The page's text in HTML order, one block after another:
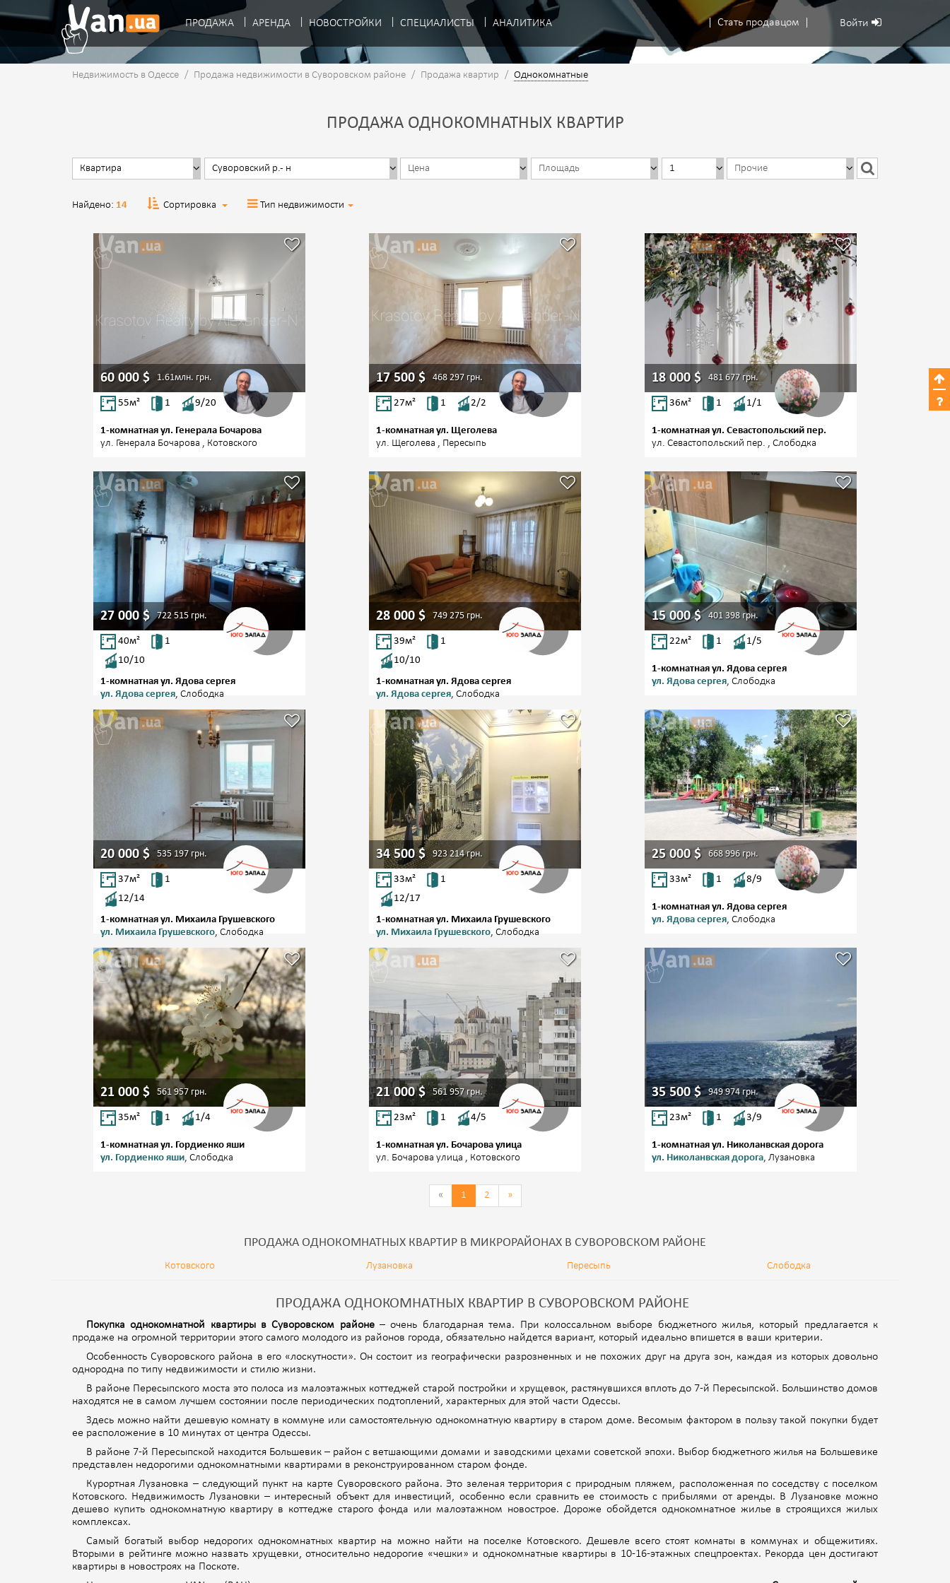
Стать продавцом Войти
ПРОДАЖА АРЕНДА НОВОСТРОЙКИ СПЕЦИАЛИСТЫ АНАЛИТИКА
Недвижимость в Одессе / Продажа недвижимости в Суворовском районе / Продажа квартир / Однокомнатные
ПРОДАЖА ОДНОКОМНАТНЫХ КВАРТИР
Найдено: 14 Сортировка Тип недвижимости
60 000$ 1.61млн. грн.
55м² 1 9/20
1-комнатная ул. Генерала Бочарова
ул. Генерала Бочарова , Котовского
17 500$ 468 297 грн.
27м² 1 2/2
1-комнатная ул. Щеголева
ул. Щеголева , Пересыпь
18 000$ 481 677грн.
36м² 1 1/1
1-комнатная ул. Севастопольский пер.
ул. Севастопольский пер. , Слободка
27 000 $ 722 515 грн.
40м²
1
10/10
1-комнатная ул. Ядова сергея
ул. Ядова сергея, Слободка
28 000$ 749 275грн.
39м²
1
10/10
1-комнатная ул. Ядова сергея
ул. Ядова сергея, Слободка
15 000$ 401 398 грн.
22м² 1 1/5
1-комнатная ул. Ядова сергея
ул. Ядова сергея, Слободка
20 000$ 535 197 грн.
37м²
1
12/14
1-комнатная ул. Михаила Грушевского
ул. Михаила Грушевского, Слободка
34 500$ 923 214грн.
33м²
1
12/17
1-комнатная ул. Михаила Грушевского
ул. Михаила Грушевского, Слободка
25 000$ 668 996грн.
33м² 1 8/9
1-комнатная ул. Ядова сергея
ул. Ядова сергея, Слободка
21 000 $ 561 957 грн.
35м² 1 1/4
1-комнатная ул. Гордиенко яши
ул. Гордиенко яши, Слободка
21 000$ 561 957грн.
23м² 1 4/5
1-комнатная ул. Бочарова улица
ул. Бочарова улица , Котовского
35 500$ 949 974грн.
23м² 1 3/9
1-комнатная ул. Николанвская дорога
ул. Николанвская дорога, Лузановка
« 1 2 »
ПРОДАЖА ОДНОКОМНАТНЫХ КВАРТИР В МИКРОРАЙОНАХ В СУВОРОВСКОМ РАЙОНЕ
Котовского Лузановка Пересыпь Слободка
ПРОДАЖА ОДНОКОМНАТНЫХ КВАРТИР В СУВОРОВСКОМ РАЙОНЕ
Покупка однокомнатной квартиры в Суворовском районе– очень благодарная тема. При колоссальном выборе бюджетного жилья, который предлагается к
продаже на огромной территории этого самого молодого из районов города, обязательно найдется вариант, который идеально впишется в ваши критерии.
Особенность Суворовского района в его «лоскутности». Он состоит из географически разрозненных и не похожих друг на друга зон, каждая из которых довольно
однородна по типу недвижимости и стилю жизни.
В районе Пересыпского моста это полоса из малоэтажных коттеджей старой постройки и хрущевок, растянувшихся вплоть до 7-й Пересыпской. Большинство домов
находятся не в самом лучшем состоянии после периодических подтоплений, характерных для этой части Одессы.
Здесь можно найти дешевую комнату в коммуне или самостоятельную однокомнатную квартиру в старом доме. Весомым фактором в пользу такой покупки будет
ее расположение в 10 минутах от центра Одессы.
В районе 7-й Пересыпской находится Большевик – район с ветшающими домами и заводскими цехами советской эпохи. Выбор бюджетного жилья на Большевике
представлен недорогими однокомнатными квартирами в реконструированном старом фонде.
Курортная Лузановка – следующий пункт на карте Суворовского района. Это зеленая территория с природным пляжем, расположенная по соседству с поселком
Котовского. Недвижимость Лузановки – интересный объект для инвестиций, особенно если сравнить ее стоимость с прибылями от аренды. В Лузановке можно
дешево купить однокомнатную квартиру в коттедже старого фонда или малоэтажном новострое. Дороже обойдется однокомнатное жилье в строящихся жилых
комплексах.
Самый богатый выбор недорогих однокомнатных квартир на можно найти на поселке Котовского. Дешевле всего стоят комнаты в коммунах и общежитиях.
Вторыми в рейтинге можно назвать хрущевки, относительно недорогие «чешки» и однокомнатные квартиры в 10-16-этажных спецпроектах. Рекорда цен достигают
квартиры в новостроях на Поскоте.